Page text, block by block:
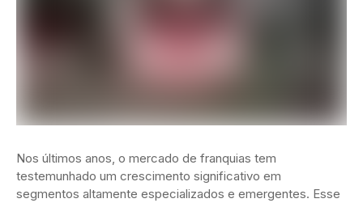
Nos últimos anos, o mercado de franquias tem
testemunhado um crescimento significativo em
segmentos altamente especializados e emergentes. Esse